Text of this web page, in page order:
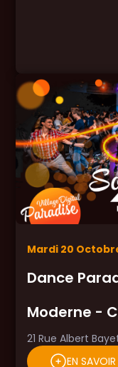
Mardi 20
Dance
Moderne -
21 Rue Albert
EN SAVOIR